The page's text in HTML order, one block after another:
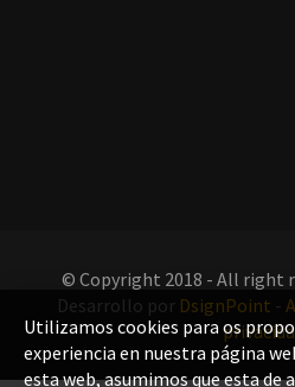
© Copyright 2018 - All right
Desarrollo por DsignPoint -
Utilizamos cookies para os
experiencia en nuestra página
esta web, asumimos que esta de